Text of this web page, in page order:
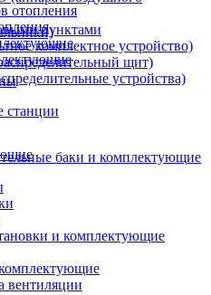
пунктами
комплектное устройство)
щит)
устройства)
станции
отопления
баки и комплектующие
и комплектующие
вентиляции